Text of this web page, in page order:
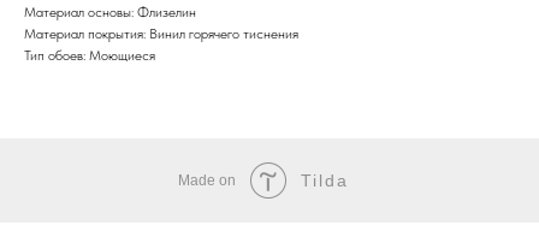
Материал основы: Флизелин
Материал покрытия: Винил горячего тиснения
Тип обоев: Моющиеся
Made on Tilda